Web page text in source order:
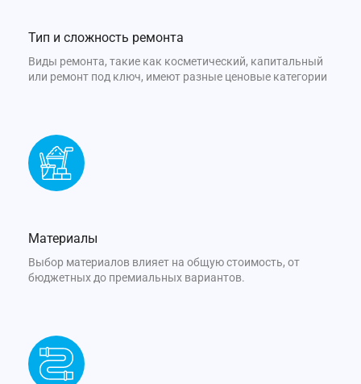
Тип и сложность ремонта
Виды ремонта, такие как косметический, капитальный
или ремонт под ключ, имеют разные ценовые категории
Материалы
Выбор материалов влияет на общую стоимость, от
бюджетных до премиальных вариантов.